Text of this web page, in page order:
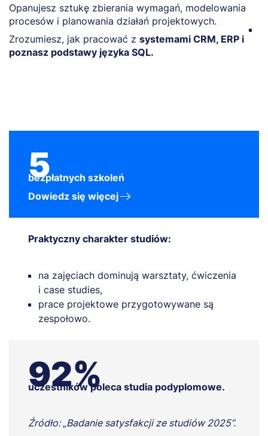
Opanujesz sztukę zbierania wymagań, modelowania
procesów i planowania działań projektowych.
Zrozumiesz, jak pracować z systemami CRM, ERP i
poznasz podstawy języka SQL.
5
bezpłatnych szkoleń
Dowiedz się więcej
Praktyczny charakter studiów:
na zajęciach dominują warsztaty, ćwiczenia
i case studies,
prace projektowe przygotowywane są
zespołowo.
92%
uczestników poleca studia podyplomowe.
Źródło: „Badanie satysfakcji ze studiów 2025”.